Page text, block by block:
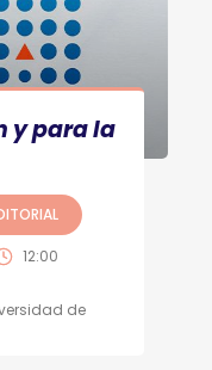
y para la
12:00
de